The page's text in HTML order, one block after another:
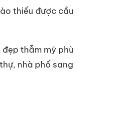
thiếu được cầu
thẫm mỹ phù
nhà phố sang